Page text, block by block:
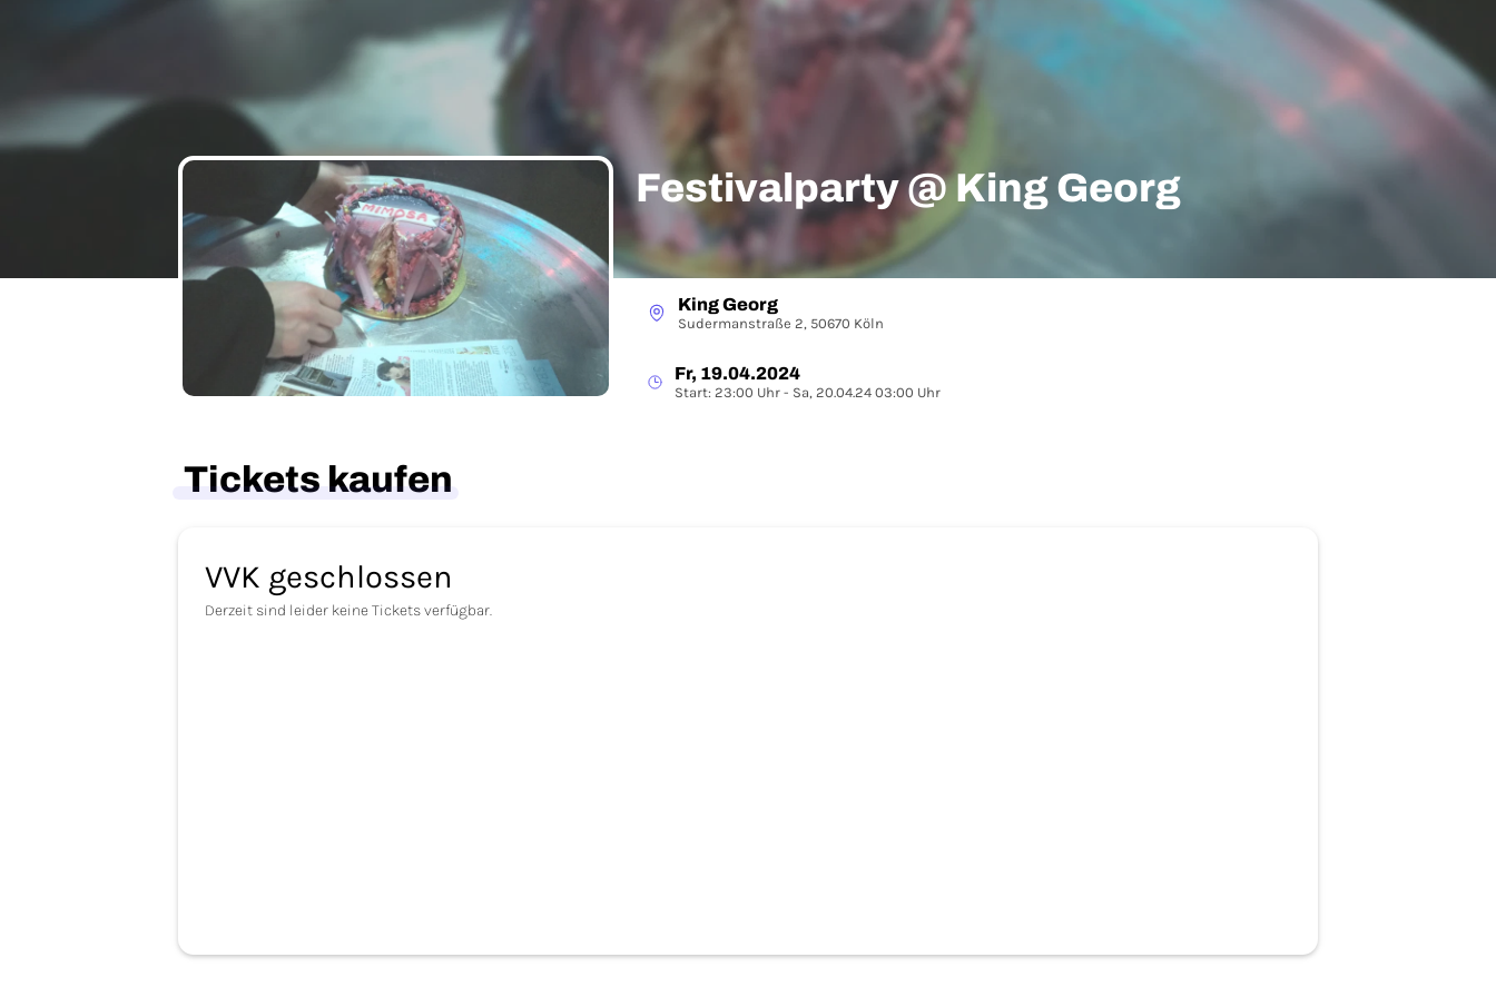
Festivalparty @ King Georg
King Georg
Sudermanstraße 2, 50670 Köln
Fr, 19.04.2024
Start: 23:00 Uhr - Sa, 20.04.24 03:00 Uhr
Tickets kaufen
VVK geschlossen
Derzeit sind leider keine Tickets verfügbar.